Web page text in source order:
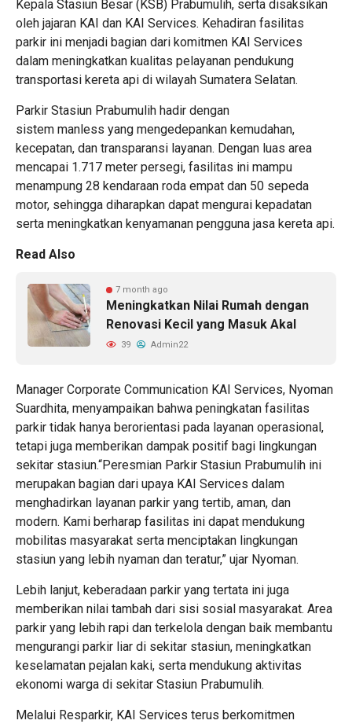
Kepala Stasiun Besar (KSB) Prabumulih, serta disaksikan
oleh jajaran KAI dan KAI Services. Kehadiran fasilitas
parkir ini menjadi bagian dari komitmen KAI Services
dalam meningkatkan kualitas pelayanan pendukung
transportasi kereta api di wilayah Sumatera Selatan.
Parkir Stasiun Prabumulih hadir dengan
sistem manless yang mengedepankan kemudahan,
kecepatan, dan transparansi layanan. Dengan luas area
mencapai 1.717 meter persegi, fasilitas ini mampu
menampung 28 kendaraan roda empat dan 50 sepeda
motor, sehingga diharapkan dapat mengurai kepadatan
serta meningkatkan kenyamanan pengguna jasa kereta api.
Read Also
7 month ago
Meningkatkan Nilai Rumah dengan
Renovasi Kecil yang Masuk Akal
39 Admin22
Manager Corporate Communication KAI Services, Nyoman
Suardhita, menyampaikan bahwa peningkatan fasilitas
parkir tidak hanya berorientasi pada layanan operasional,
tetapi juga memberikan dampak positif bagi lingkungan
sekitar stasiun.“Peresmian Parkir Stasiun Prabumulih ini
merupakan bagian dari upaya KAI Services dalam
menghadirkan layanan parkir yang tertib, aman, dan
modern. Kami berharap fasilitas ini dapat mendukung
mobilitas masyarakat serta menciptakan lingkungan
stasiun yang lebih nyaman dan teratur,” ujar Nyoman.
Lebih lanjut, keberadaan parkir yang tertata ini juga
memberikan nilai tambah dari sisi sosial masyarakat. Area
parkir yang lebih rapi dan terkelola dengan baik membantu
mengurangi parkir liar di sekitar stasiun, meningkatkan
keselamatan pejalan kaki, serta mendukung aktivitas
ekonomi warga di sekitar Stasiun Prabumulih.
Melalui Resparkir, KAI Services terus berkomitmen